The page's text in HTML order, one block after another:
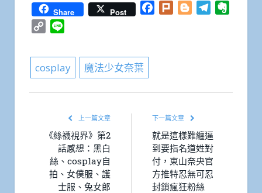
Share Post Facebook
Plurk BloggerTelegram
Copy
cosplay 魔法少女奈葉
上一篇文章
《絲襪視界》第2
話感想：黑白
絲、cosplay自
拍、女僕服、護
士服、兔女郎
下一篇文章
就是這樣難纏逼
到要指名道姓對
付，東山奈央官
方推特忍無可忍
封鎖瘋狂粉絲